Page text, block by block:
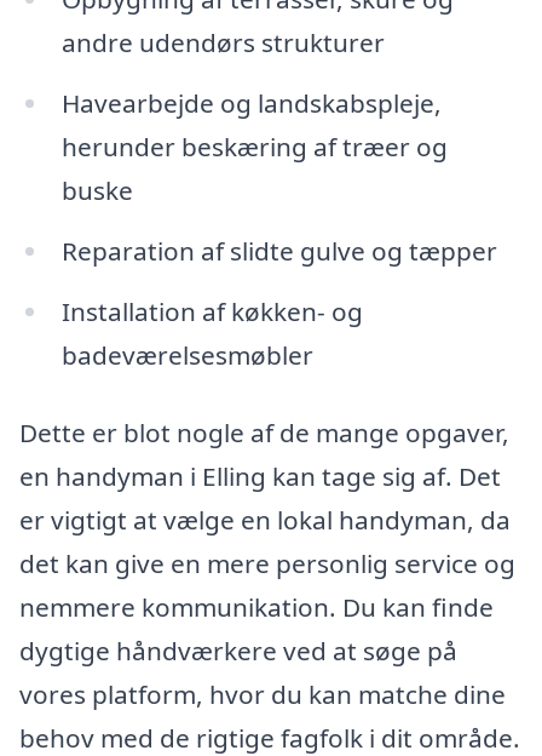
andre udendørs strukturer
Havearbejde og landskabspleje,
herunder beskæring af træer og
buske
Reparation af slidte gulve og tæpper
Installation af køkken- og
badeværelsesmøbler
Dette er blot nogle af de mange opgaver,
en handyman i Elling kan tage sig af. Det
er vigtigt at vælge en lokal handyman, da
det kan give en mere personlig service og
nemmere kommunikation. Du kan finde
dygtige håndværkere ved at søge på
vores platform, hvor du kan matche dine
behov med de rigtige fagfolk i dit område.